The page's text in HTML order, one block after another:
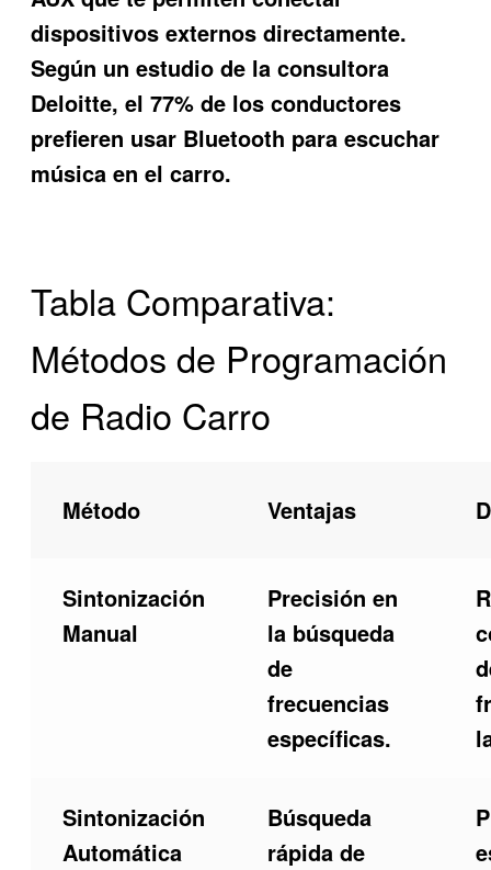
dispositivos externos directamente.
Según un estudio de la consultora
Deloitte, el 77% de los conductores
prefieren usar Bluetooth para escuchar
música en el carro.
Tabla Comparativa:
Métodos de Programación
de Radio Carro
Método Ventajas
Sintonización
Manual
Precisión en
la búsqueda
de
frecuencias
específicas.
Sintonización
Automática
Búsqueda
rápida de